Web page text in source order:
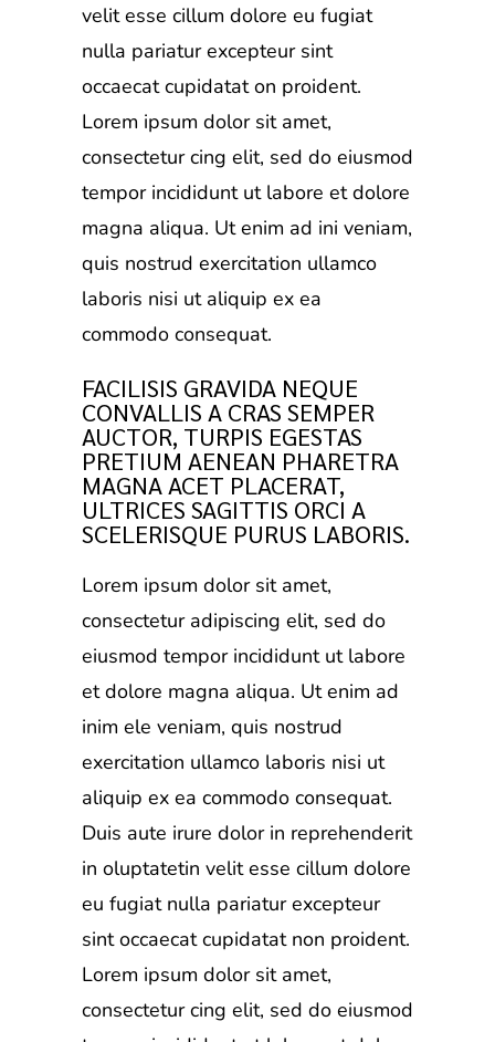
velit esse cillum dolore eu fugiat
nulla pariatur excepteur sint
occaecat cupidatat on proident.
Lorem ipsum dolor sit amet,
consectetur cing elit, sed do eiusmod
tempor incididunt ut labore et dolore
magna aliqua. Ut enim ad ini veniam,
quis nostrud exercitation ullamco
laboris nisi ut aliquip ex ea
commodo consequat.
FACILISIS GRAVIDA NEQUE
CONVALLIS A CRAS SEMPER
AUCTOR, TURPIS EGESTAS
PRETIUM AENEAN PHARETRA
MAGNA ACET PLACERAT,
ULTRICES SAGITTIS ORCI A
SCELERISQUE PURUS LABORIS.
Lorem ipsum dolor sit amet,
consectetur adipiscing elit, sed do
eiusmod tempor incididunt ut labore
et dolore magna aliqua. Ut enim ad
inim ele veniam, quis nostrud
exercitation ullamco laboris nisi ut
aliquip ex ea commodo consequat.
Duis aute irure dolor in reprehenderit
in oluptatetin velit esse cillum dolore
eu fugiat nulla pariatur excepteur
sint occaecat cupidatat non proident.
Lorem ipsum dolor sit amet,
consectetur cing elit, sed do eiusmod